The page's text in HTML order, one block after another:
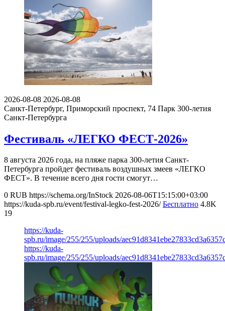
2026-08-08 2026-08-08
Санкт-Петербург, Приморский проспект, 74 Парк 300-летия
Санкт-Петербурга
Фестиваль «ЛЕГКО ФЕСТ-2026»
8 августа 2026 года, на пляже парка 300-летия Санкт-
Петербурга пройдет фестиваль воздушных змеев «ЛЕГКО
ФЕСТ». В течение всего дня гости смогут…
0 RUB https://schema.org/InStock 2026-08-06T15:15:00+03:00
https://kuda-spb.ru/event/festival-legko-fest-2026/ Бесплатно 4.8K
19
https://kuda-
spb.ru/image/255/255/uploads/
https://kuda-
spb.ru/image/255/255/uploads/